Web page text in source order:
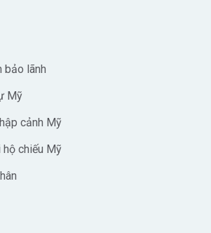
bảo lãnh
Mỹ
cảnh Mỹ
hộ chiếu Mỹ